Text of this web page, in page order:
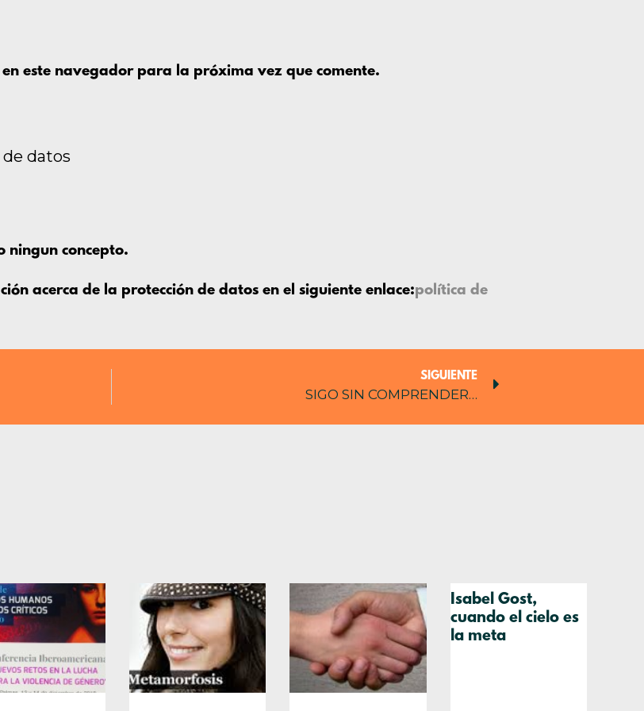
este navegador para la próxima vez que comente.
datos
ningun concepto.
acerca de la protección de datos en el siguiente enlace:política de
SIGUIENTE
SIGO SIN COMPRENDER…
Isabel Gost,
cuando el cielo es
la meta